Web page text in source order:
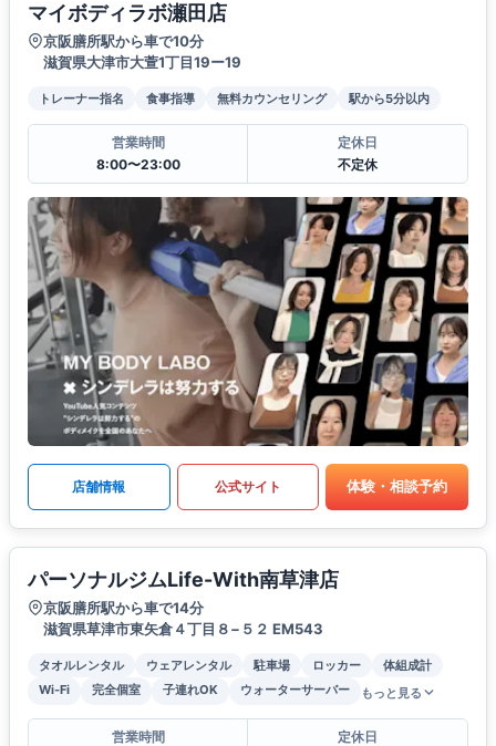
マイボディラボ瀬田店
京阪膳所駅から車で10分
滋賀県大津市大萱1丁目19ー19
トレーナー指名 食事指導 無料カウンセリング 駅から5分以内
営業時間
8:00〜23:00
定休日
不定休
店舗情報 公式サイト 体験・相談予約
パーソナルジムLife-With南草津店
京阪膳所駅から車で14分
滋賀県草津市東矢倉４丁目８−５２ EM543
タオルレンタル ウェアレンタル 駐車場 ロッカー
体組成計
Wi-Fi
完全個室 子連れOK ウォーターサーバー もっと見る
営業時間
定休日